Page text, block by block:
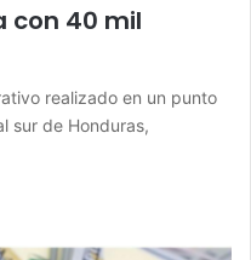
con 40 mil
realizado en un punto
sur de Honduras,